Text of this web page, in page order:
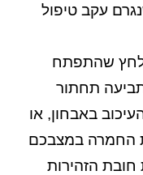
עקב טיפול
שהתפתח
תחתור
באבחון, או
החמרה במצבכם
חובת הזהירות